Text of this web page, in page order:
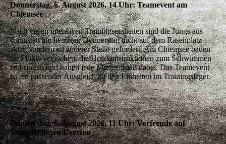
Donnerstag, 6. August 2026, 14 Uhr: Teamevent am
Chiemsee
Nach vielen intensiven Trainingseinheiten sind die Jungs aus
Cannstatt am heutigen Donnerstag nicht auf dem Rasenplatz
aktiv, sondern an anderer Stelle gefordert. Am Chiemsee bauen
sie Flöße, versuchen, die Holzkonstruktionen zum Schwimmen
zu bringen und haben jede Menge Spaß dabei. Das Teamevent
ist ein passender Ausgleich zu den Einheiten im Trainingslager.
+ + +
+ + +
Donnerstag, 6. August 2026, 11 Uhr: Vorfreude auf
Testspiel gegen Everton